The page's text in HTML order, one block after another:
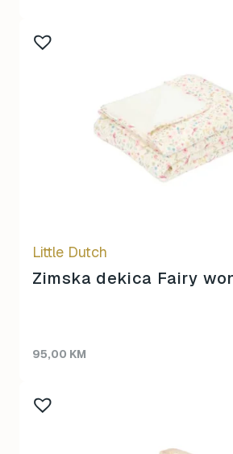
Little Dutch
Zimska dekica Fairy
95,00 KM